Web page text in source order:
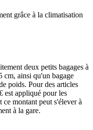
grâce à la climatisation
deux petits bagages à
cm, ainsi qu'un bagage
poids. Pour des articles
est appliqué pour les
ce montant peut s'élever à
à la gare.